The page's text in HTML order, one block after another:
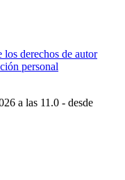
derechos de autor
personal
a las 11.0 - desde